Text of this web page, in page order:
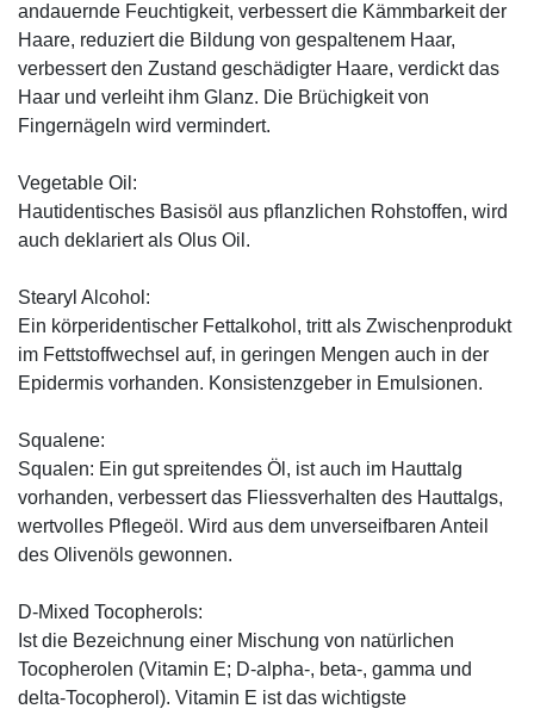
andauernde Feuchtigkeit, verbessert die Kämmbarkeit der
Haare, reduziert die Bildung von gespaltenem Haar,
verbessert den Zustand geschädigter Haare, verdickt das
Haar und verleiht ihm Glanz. Die Brüchigkeit von
Fingernägeln wird vermindert.
Vegetable Oil:
Hautidentisches Basisöl aus pflanzlichen Rohstoffen, wird
auch deklariert als Olus Oil.
Stearyl Alcohol:
Ein körperidentischer Fettalkohol, tritt als Zwischenprodukt
im Fettstoffwechsel auf, in geringen Mengen auch in der
Epidermis vorhanden. Konsistenzgeber in Emulsionen.
Squalene:
Squalen: Ein gut spreitendes Öl, ist auch im Hauttalg
vorhanden, verbessert das Fliessverhalten des Hauttalgs,
wertvolles Pflegeöl. Wird aus dem unverseifbaren Anteil
des Olivenöls gewonnen.
D-Mixed Tocopherols:
Ist die Bezeichnung einer Mischung von natürlichen
Tocopherolen (Vitamin E; D-alpha-, beta-, gamma und
delta-Tocopherol). Vitamin E ist das wichtigste